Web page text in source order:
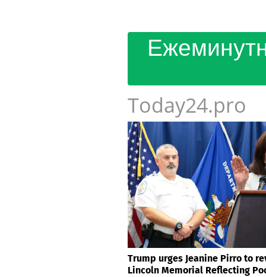
Today24.pro
Trump urges Jeanine Pirro to
Lincoln Memorial Reflecting